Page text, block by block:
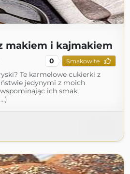
makiem i kajmakiem
0 Smakowite
Te karmelowe cukierki z
jedynymi z moich
ich smak,